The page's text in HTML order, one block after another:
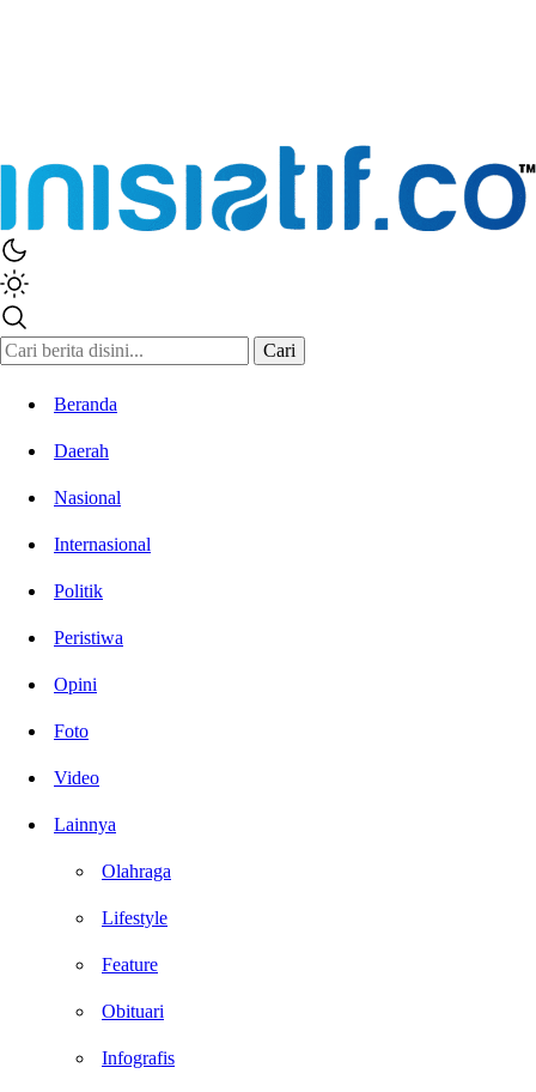
Cari
Beranda
Daerah
Nasional
Internasional
Politik
Peristiwa
Opini
Foto
Video
Lainnya
Olahraga
Lifestyle
Feature
Obituari
Infografis